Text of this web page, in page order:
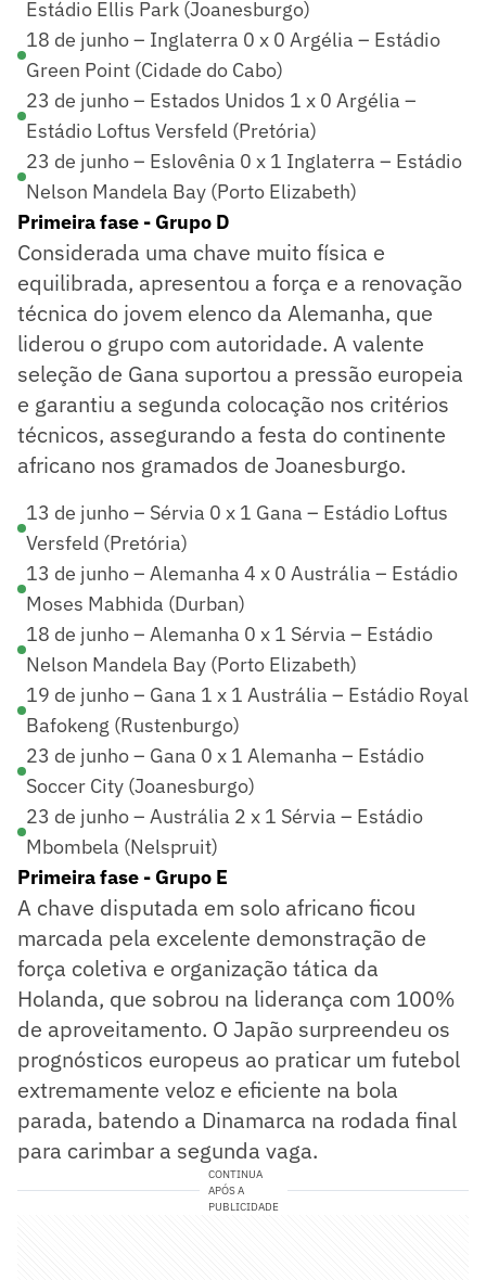
Estádio Ellis Park (Joanesburgo)
18 de junho – Inglaterra 0 x 0 Argélia – Estádio
Green Point (Cidade do Cabo)
23 de junho – Estados Unidos 1 x 0 Argélia –
Estádio Loftus Versfeld (Pretória)
23 de junho – Eslovênia 0 x 1 Inglaterra – Estádio
Nelson Mandela Bay (Porto Elizabeth)
Primeira fase - Grupo D
Considerada uma chave muito física e
equilibrada, apresentou a força e a renovação
técnica do jovem elenco da Alemanha, que
liderou o grupo com autoridade. A valente
seleção de Gana suportou a pressão europeia
e garantiu a segunda colocação nos critérios
técnicos, assegurando a festa do continente
africano nos gramados de Joanesburgo.
13 de junho – Sérvia 0 x 1 Gana – Estádio Loftus
Versfeld (Pretória)
13 de junho – Alemanha 4 x 0 Austrália – Estádio
Moses Mabhida (Durban)
18 de junho – Alemanha 0 x 1 Sérvia – Estádio
Nelson Mandela Bay (Porto Elizabeth)
19 de junho – Gana 1 x 1 Austrália – Estádio Royal
Bafokeng (Rustenburgo)
23 de junho – Gana 0 x 1 Alemanha – Estádio
Soccer City (Joanesburgo)
23 de junho – Austrália 2 x 1 Sérvia – Estádio
Mbombela (Nelspruit)
Primeira fase - Grupo E
A chave disputada em solo africano ficou
marcada pela excelente demonstração de
força coletiva e organização tática da
Holanda, que sobrou na liderança com 100%
de aproveitamento. O Japão surpreendeu os
prognósticos europeus ao praticar um futebol
extremamente veloz e eficiente na bola
parada, batendo a Dinamarca na rodada final
para carimbar a segunda vaga.
CONTINUA
APÓS A
PUBLICIDADE